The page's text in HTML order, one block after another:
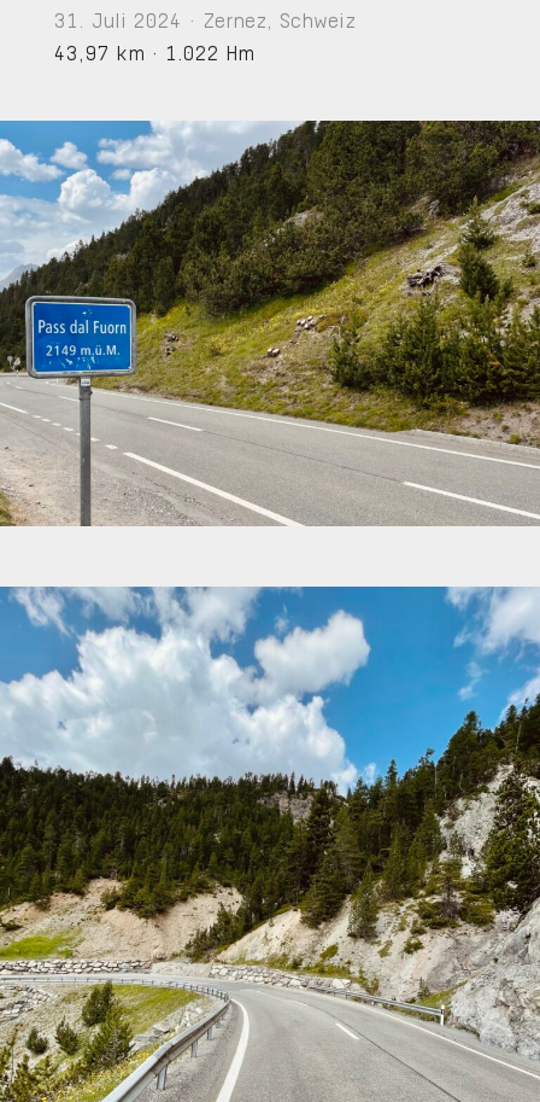
31. Juli 2024 · Zernez, Schweiz
43,97 km · 1.022 Hm